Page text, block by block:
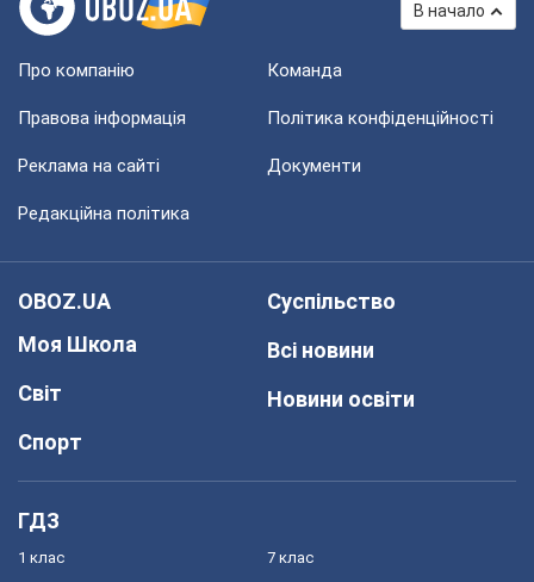
В начало
Про компанію Команда
Правова інформація Політика конфіденційності
Реклама на сайті Документи
Редакційна політика
OBOZ.UA
Моя Школа
Світ
Спорт
Суспільство
Всі новини
Новини освіти
ГДЗ
1 клас 7 клас